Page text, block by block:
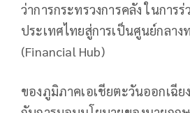
ว่าการกระทรวงการคลัง ในการ
ประเทศไทยสู่การเป็นศูนย์กลาง
(Financial Hub)
ของภูมิภาคเอเชียตะวันออกเฉีย